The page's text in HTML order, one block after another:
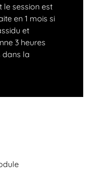
le session est
en 1 mois si
et
3 heures
dans la